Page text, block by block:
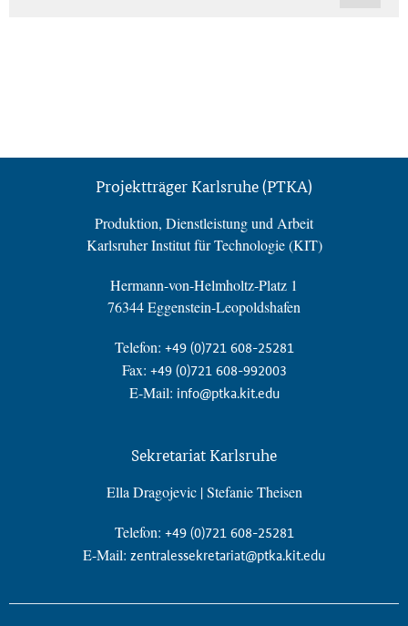
Projektträger Karlsruhe (PTKA)
Produktion, Dienstleistung und Arbeit
Karlsruher Institut für Technologie (KIT)
Hermann-von-Helmholtz-Platz 1
76344 Eggenstein-Leopoldshafen
Telefon: +49 (0)721 608-25281
Fax: +49 (0)721 608-992003
E-Mail: info@ptka.kit.edu
Sekretariat Karlsruhe
Ella Dragojevic | Stefanie Theisen
Telefon: +49 (0)721 608-25281
E-Mail: zentralessekretariat@ptka.kit.edu